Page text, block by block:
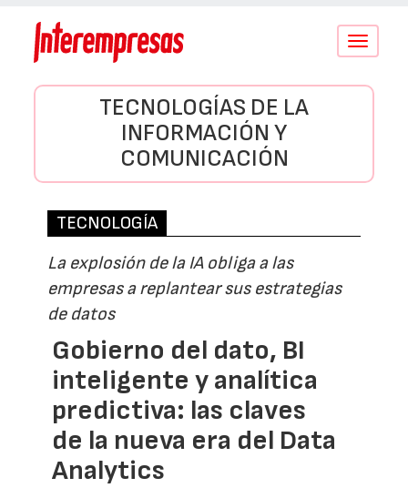
Conmutar
TECNOLOGÍAS DE LA
INFORMACIÓN Y
COMUNICACIÓN
TECNOLOGÍA
La explosión de la IA obliga a las
empresas a replantear sus estrategias
de datos
Gobierno del dato, BI
inteligente y analítica
predictiva: las claves
de la nueva era del Data
Analytics